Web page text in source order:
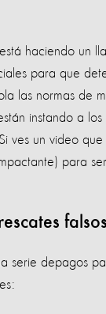
haciendo un
para que
las normas de
instando a
ves un video
para ser
falsos
serie depagos